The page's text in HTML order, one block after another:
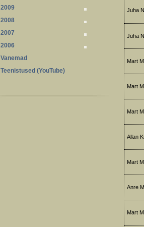
2009
2008
2007
2006
Vanemad
Teenistused (YouTube)
Juha
Juha
Mart
Mart
Mart
Allan
Mart
Anre
Mart